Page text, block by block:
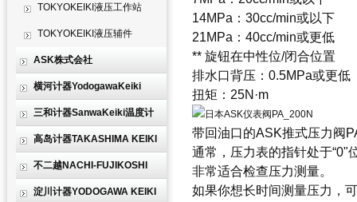
TOKYOKEIKI液压工作站
TOKYOKEIKI液压辅件
ASK株式会社
横河计器YodogawaKeiki
三和计器SanwaKeiki温度计
高岛计器TAKASHIMA KEIKI
不二越NACHI-FUJIKOSHI
淀川计器YODOGAWA KEIKI
14MPa：30cc/min或以下
21MPa：40cc/min或更低
** 旋钮在中性位/闭合位置
排水口背压：0.5MPa或更低
扭矩：25N·m
带回油口的ASK推式压力阀
通常，压力表的指针处于“0"
非常适合检查压力测量。
如果你想长时间测量压力，